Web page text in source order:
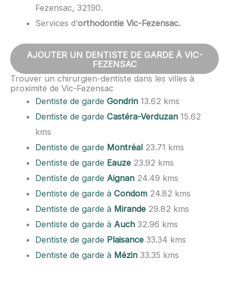
Fezensac, 32190.
Services d’orthodontie Vic-Fezensac.
AJOUTER UN DENTISTE DE GARDE À VIC-
FEZENSAC
Trouver un chirurgien-dentiste dans les villes à
proximité de Vic-Fezensac
Dentiste de gardeGondrin 13.62 kms
Dentiste de gardeCastéra-Verduzan 15.62
kms
Dentiste de garde Montréal 23.71 kms
Dentiste de garde Eauze 23.92 kms
Dentiste de gardeAignan 24.49 kms
Dentiste de garde àCondom 24.82 kms
Dentiste de garde à Mirande 29.82 kms
Dentiste de garde àAuch 32.96 kms
Dentiste de garde Plaisance 33.34 kms
Dentiste de garde à Mézin 33.35 kms